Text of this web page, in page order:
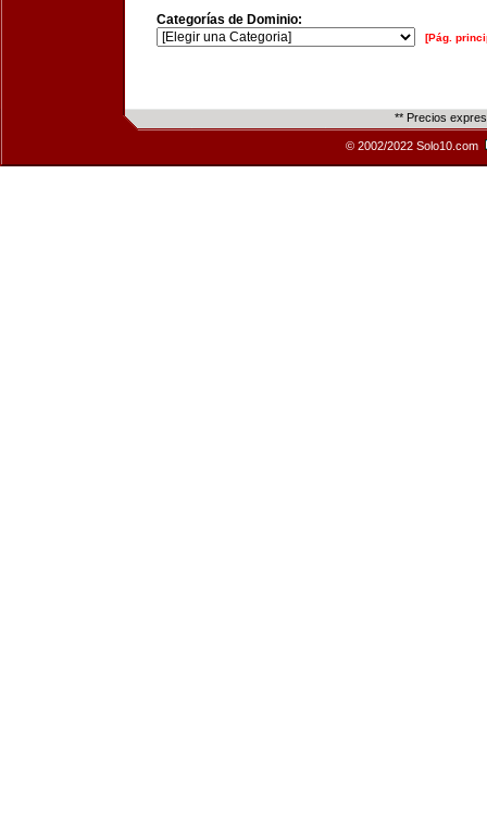
Categorías de Dominio:
[Pág.
** Precios
© 2002/2022 Solo10.com